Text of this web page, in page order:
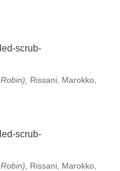
Rissani, Marokko,
Rissani, Marokko,